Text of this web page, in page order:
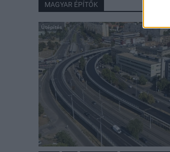
MAGYAR ÉPÍTŐK
Útépítés